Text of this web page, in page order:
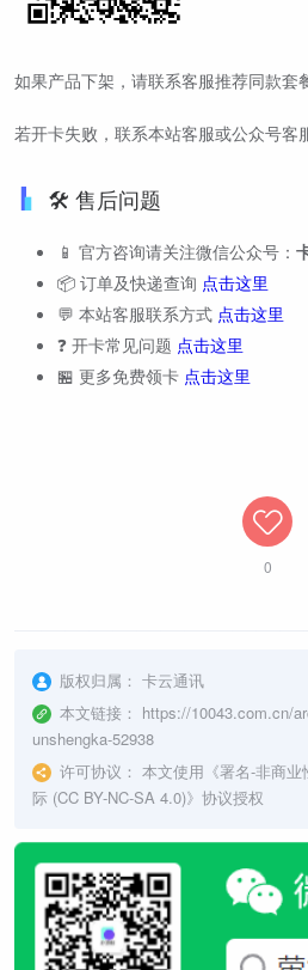
如果产品下架，请联系客服推荐同款套
若开卡失败，联系本站客服或公众号客
🛠️ 售后问题
📱 官方咨询请关注微信公众号：
📦 订单及快递查询 点击这里
💬 本站客服联系方式 点击这里
❓ 开卡常见问题 点击这里
🏪 更多免费领卡 点击这里
0
版权归属： 卡云通讯
本文链接： https://10043.com.cn/
unshengka-52938
许可协议： 本文使用《署名-非商业
际 (CC BY-NC-SA 4.0)》协议授权